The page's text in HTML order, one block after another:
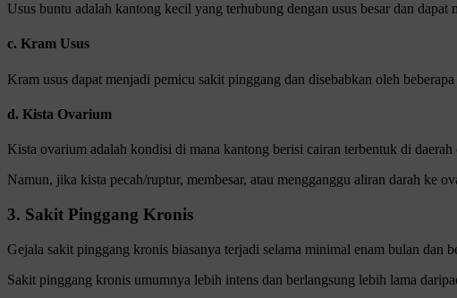
Usus buntu adalah kantong kecil yang terhubung dengan usus besar dan
c. Kram Usus
Kram usus dapat menjadi pemicu sakit pinggang dan disebabkan oleh
d. Kista Ovarium
Kista ovarium adalah kondisi di mana kantong berisi cairan terbentuk di
Namun, jika kista pecah/ruptur, membesar, atau mengganggu aliran darah ke
3. Sakit Pinggang Kronis
Gejala sakit pinggang kronis biasanya terjadi selama minimal enam bulan dan
Sakit pinggang kronis umumnya lebih intens dan berlangsung lebih lama